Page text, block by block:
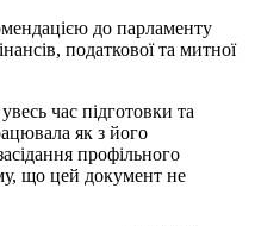
до парламенту
податкової та митної
час підготовки та
як з його
профільного
що цей документ не